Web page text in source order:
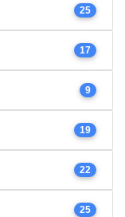
25
17
9
19
22
25